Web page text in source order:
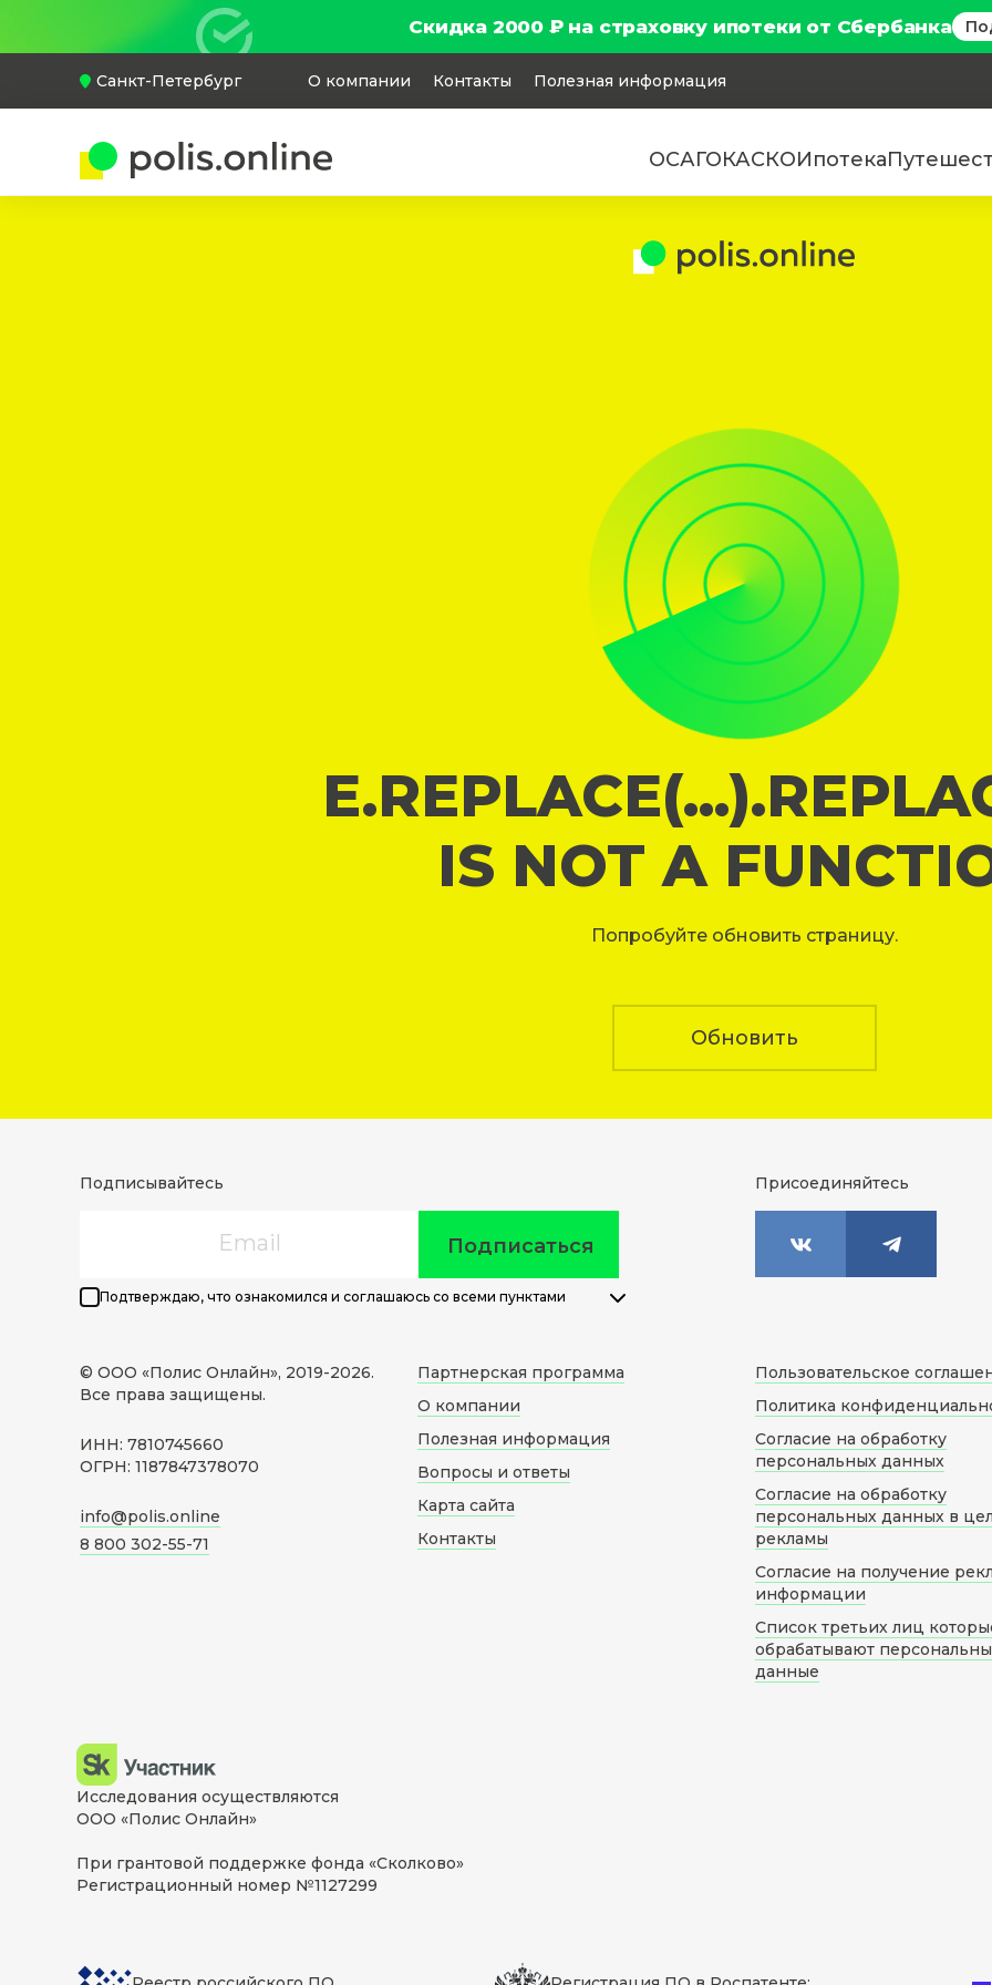
Скидка 2000 ₽ на страховку ипотеки от Сбербанка
Санкт-Петербург О компании Контакты Полезная информация
ОСАГОКАСКОИпотека
IS NOT A
Попробуйте обновить страницу.
Обновить
Подписывайтесь
Подписаться
Подтверждаю, что ознакомился и соглашаюсь со всеми пунктами
Присоединяйтесь
© ООО «Полис Онлайн», 2019-2026.
Все права защищены.
ИНН: 7810745660
ОГРН: 1187847378070
info@polis.online
8 800 302-55-71
Партнерская программа
О компании
Полезная информация
Вопросы и ответы
Карта сайта
Контакты
Пользовательское
Политика
Согласие на обработку
персональных данных
Согласие на обработку
персональных данных в
рекламы
Согласие на получение
информации
Список третьих лиц
обрабатывают
данные
Исследования осуществляются
ООО «Полис Онлайн»
При грантовой поддержке фонда «Сколково»
Регистрационный номер №1127299